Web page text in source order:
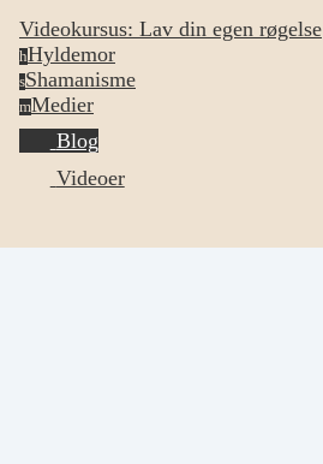
Videokursus: Lav din egen røgelse
hHyldemor
sShamanisme
mMedier
Blog
Videoer